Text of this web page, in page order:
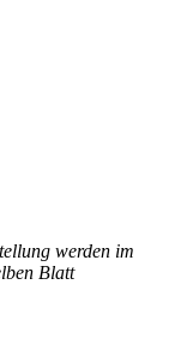
werden im
Blatt